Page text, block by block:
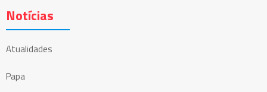
Notícias
Atualidades
Papa